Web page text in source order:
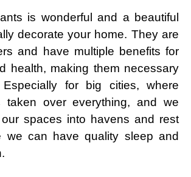
is wonderful and a beautiful
decorate your home. They are
and have multiple benefits for
health, making them necessary
for big cities, where
taken over everything, and we
spaces into havens and rest
we can have quality sleep and